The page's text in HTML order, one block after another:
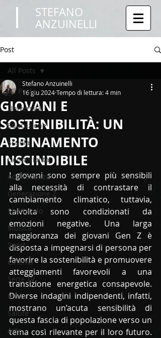
STEFANO
ANZUINELLI
Post
All Posts
Università
Educazione
Scuola
Genitorialità
Adolescenza
Generazione Z
Spettacolo
Musica
Sport
Cinema
Serie TV
Moda
Salute
Arte
All Posts
GIOVANI E
SOSTENIBILITÀ: UN
ABBINAMENTO
INSCINDIBILE
Stefano Anzuinelli
16 giu 2024Tempo di lettura: 4 min
I giovani sono sempre più sensibili
alla necessità di contrastare il
cambiamento climatico, tuttavia,
talvolta sono condizionati da
emozioni negative. Una larga
maggioranza dei giovani Gen Z è
disposta a impegnarsi di persona per
favorire la sostenibilità e promuovere
atteggiamenti favorevoli a una
transizione energetica consapevole.
Diverse indagini indipendenti, infatti,
mostrano un’acuta sensibilità di
questa fascia di popolazione verso un
tema così rilevante per il loro futuro.